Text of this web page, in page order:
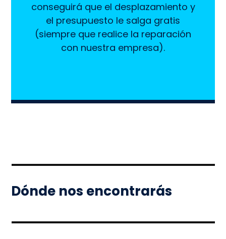
conseguirá que el desplazamiento y
el presupuesto le salga gratis
(siempre que realice la reparación
con nuestra empresa).
Dónde nos encontrarás